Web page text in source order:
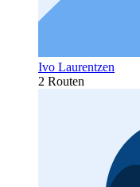
Ivo Laurentzen
2 Routen